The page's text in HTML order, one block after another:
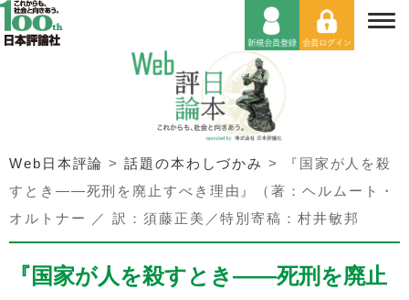
Web日本評論 >話題の本わしづかみ >
『国家が人を殺
すとき――死刑を廃止すべき理由』（著：ヘルムート・
オルトナー ／ 訳：須藤正美／特別寄稿：村井敏邦
『国家が人を殺すとき――死刑を廃止